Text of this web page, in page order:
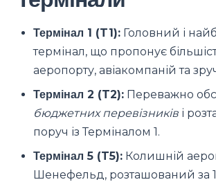
Термінал 1 (T1): Головний і
термінал, що пропонує
аеропорту, авіакомпаній та
Термінал 2 (T2): Переважно
бюджетних перевізників і
поруч із Терміналом 1.
Термінал 5 (T5): Колишній
Шенефельд, розташований за